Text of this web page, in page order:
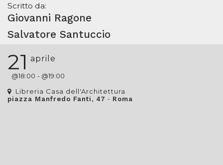
Scritto da:
Giovanni Ragone
Salvatore Santuccio
21 aprile
@18:00 - @19:00
Libreria Casa dell'Architettura
piazza Manfredo Fanti, 47 - Roma